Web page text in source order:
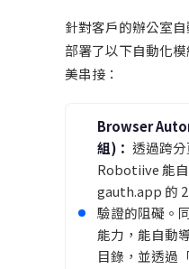
針對客戶的辦公室
部署了以下自動化
美串接：
Browser
組)： 透過跨分
Robotiive 能
gauth.app 的
驗證的阻礙。
能力，能自動
目錄，並透過